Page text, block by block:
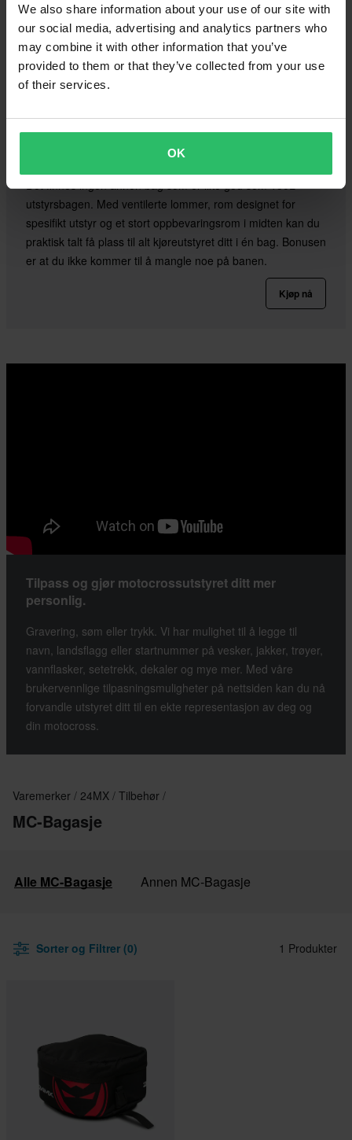
We also share information about your use of our site with
our social media, advertising and analytics partners who
may combine it with other information that you’ve
provided to them or that they’ve collected from your use
of their services.
OK
Utstyrsbag 24MX All-In-One
Det finnes ingen annen bag som er like god som 150L
utstyrsbagen. Med ventilerte lommer, rom designet for
spesifikt utstyr og et stort oppbevaringsrom i midten kan du
praktisk talt få plass til alt kjøreutstyret ditt i én bag. Bonusen
er at du ikke kommer til å mangle noe på banen.
Kjøp nå
Tilpass og gjør motocrossutstyret ditt mer
personlig.
Gravering, søm eller trykk. Vi har mulighet til å legge til
navn, landsflagg eller startnummer på vesker, jakker, trøyer,
vannflasker, setetrekk, dekaler og mye mer. Med våre
brukervennlige tilpasningsmuligheter på nettsiden kan du nå
forvandle utstyret ditt til en ekte representasjon av deg og
din motocross.
Varemerker 24MX Tilbehør
MC-Bagasje
Alle MC-Bagasje Annen MC-Bagasje
Sorter og Filtrer (0) 1 Produkter